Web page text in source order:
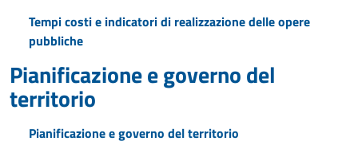
Tempi costi e indicatori di realizzazione delle opere
pubbliche
Pianificazione e governo del
territorio
Pianificazione e governo del territorio